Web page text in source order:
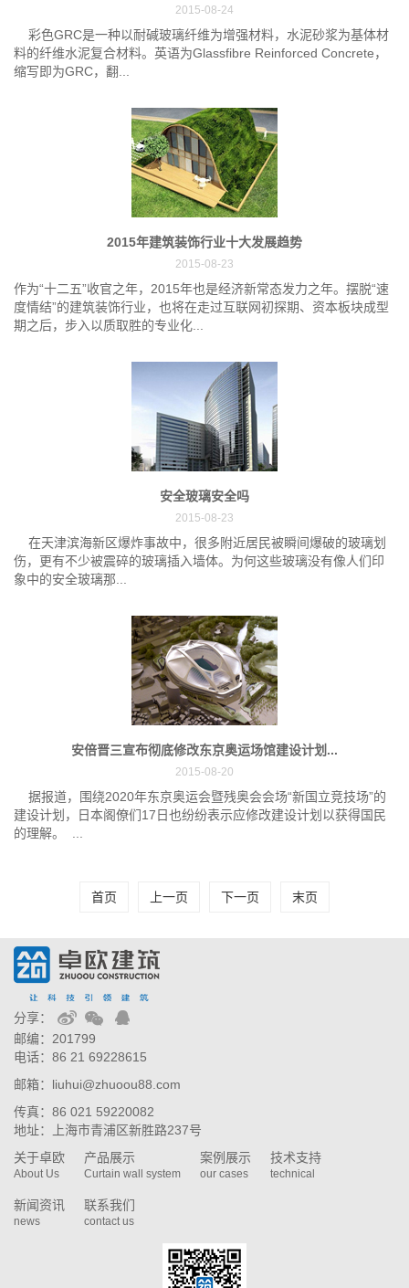
2015-08-24
彩色GRC是一种以耐碱玻璃纤维为增强材料，水泥砂浆为基体材
料的纤维水泥复合材料。英语为Glassfibre Reinforced Concrete，
缩写即为GRC，翻...
2015年建筑装饰行业十大发展趋势
2015-08-23
作为“十二五”收官之年，2015年也是经济新常态发力之年。摆脱“速
度情结”的建筑装饰行业，也将在走过互联网初探期、资本板块成型
期之后，步入以质取胜的专业化...
安全玻璃安全吗
2015-08-23
在天津滨海新区爆炸事故中，很多附近居民被瞬间爆破的玻璃划
伤，更有不少被震碎的玻璃插入墙体。为何这些玻璃没有像人们印
象中的安全玻璃那...
安倍晋三宣布彻底修改东京奥运场馆建设计划...
2015-08-20
据报道，围绕2020年东京奥运会暨残奥会会场“新国立竞技场”的
建设计划，日本阁僚们17日也纷纷表示应修改建设计划以获得国民
的理解。 ...
首页 上一页 下一页 末页
分享：
邮编：201799
电话：86 21 69228615
邮箱：liuhui@zhuoou88.com
传真：86 021 59220082
地址：上海市青浦区新胜路237号
关于卓欧
About Us
产品展示
Curtain wall system
案例展示
our cases
技术支持
technical
新闻资讯
news
联系我们
contact us